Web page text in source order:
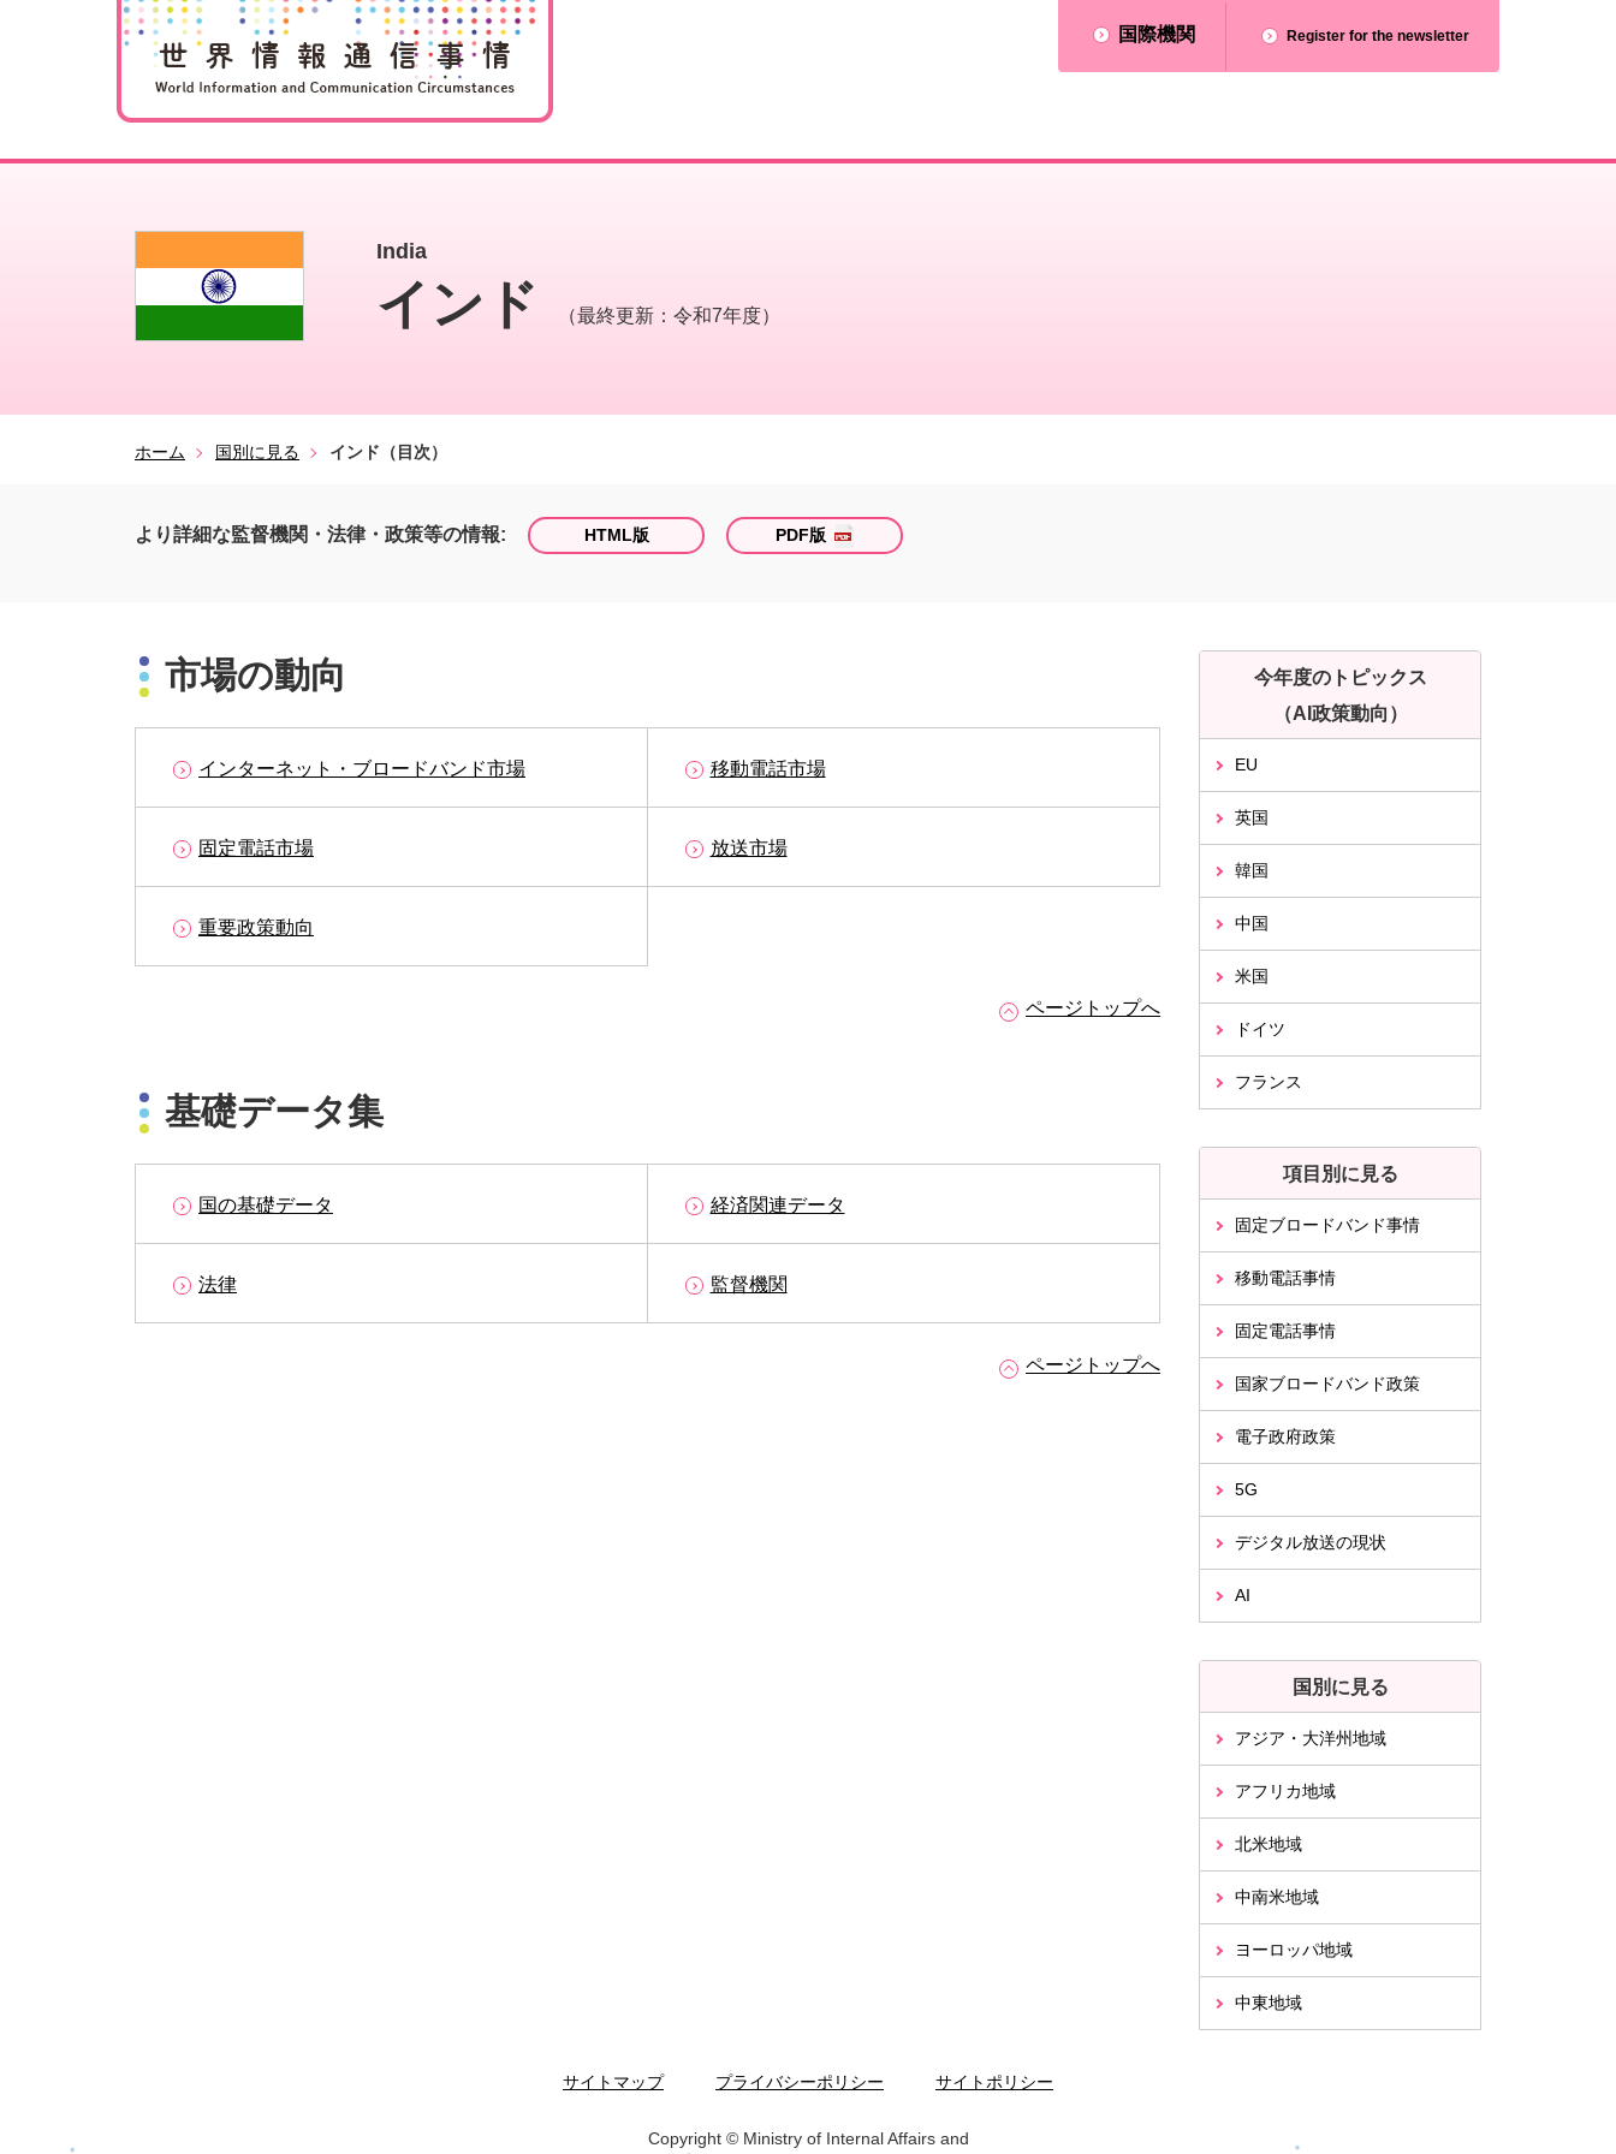
国際機関 Register for the newsletter
India
インド （最終更新：令和7年度）
ホーム 国別に見る インド（目次）
より詳細な監督機関・法律・政策等の情報: HTML版 PDF版
市場の動向
インターネット・ブロードバンド市場 移動電話市場
固定電話市場 放送市場
重要政策動向
ページトップへ
基礎データ集
国の基礎データ 経済関連データ
法律 監督機関
ページトップへ
今年度のトピックス
（AI政策動向）
EU
英国
韓国
中国
米国
ドイツ
フランス
項目別に見る
固定ブロードバンド事情
移動電話事情
固定電話事情
国家ブロードバンド政策
電子政府政策
5G
デジタル放送の現状
AI
国別に見る
アジア・大洋州地域
アフリカ地域
北米地域
中南米地域
ヨーロッパ地域
中東地域
サイトマップ プライバシーポリシー サイトポリシー
Copyright © Ministry of Internal Affairs and